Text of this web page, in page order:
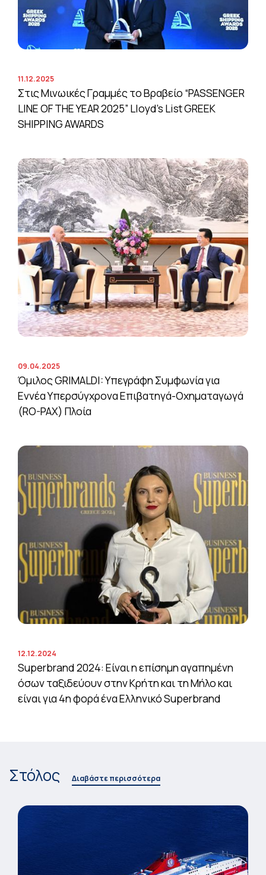
11.12.2025
Στις Μινωικές Γραμμές το Βραβείο “PASSENGER
LINE OF THE YEAR 2025” Lloyd’s List GREEK
SHIPPING AWARDS
09.04.2025
Όμιλος GRIMALDI: Υπεγράφη Συμφωνία για
Εννέα Υπερσύγχρονα Επιβατηγά-Οχηματαγωγά
(RO-PAX) Πλοία
12.12.2024
Superbrand 2024: Είναι η επίσημη αγαπημένη
όσων ταξιδεύουν στην Κρήτη και τη Μήλο και
είναι για 4η φορά ένα Ελληνικό Superbrand
Στόλος Διαβάστε περισσότερα